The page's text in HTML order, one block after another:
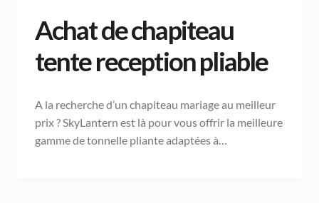
Achat de chapiteau
tente reception pliable
A la recherche d’un chapiteau mariage au meilleur
prix ? SkyLantern est là pour vous offrir la meilleure
gamme de tonnelle pliante adaptées à…